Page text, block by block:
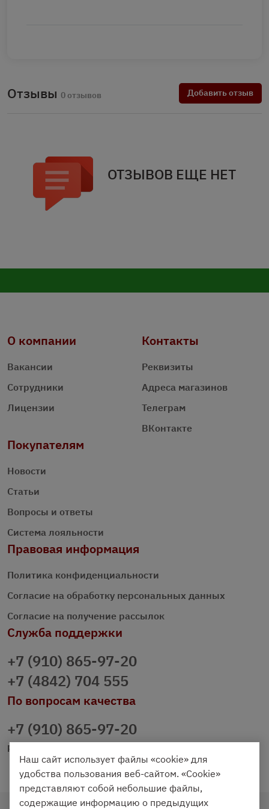
Отзывы 0 отзывов Добавить отзыв
ОТЗЫВОВ ЕЩЕ НЕТ
О компании
Вакансии
Сотрудники
Лицензии
Контакты
Реквизиты
Адреса магазинов
Телеграм
ВКонтакте
Покупателям
Новости
Статьи
Вопросы и ответы
Система лояльности
Правовая информация
Политика конфиденциальности
Согласие на обработку персональных данных
Согласие на получение рассылок
Служба поддержки
+7 (910) 865-97-20
+7 (4842) 704 555
По вопросам качества
+7 (910) 865-97-20
prazdnichniy40@palmi.ru
Наш сайт использует файлы «cookie» для
удобства пользования веб-сайтом. «Cookie»
представляют собой небольшие файлы,
содержащие информацию о предыдущих